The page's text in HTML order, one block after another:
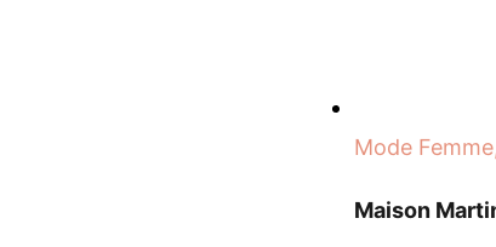
Mode
Maison